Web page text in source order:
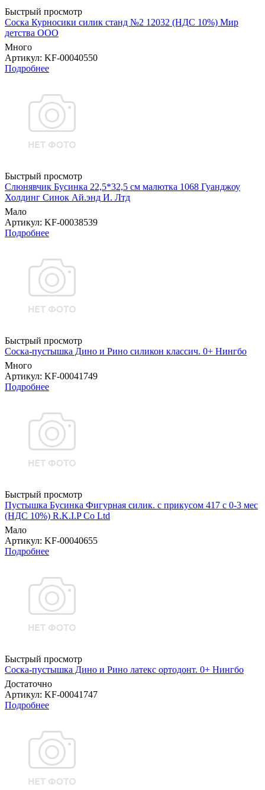
Быстрый просмотр
Соска Курносики силик станд №2 12032 (НДС 10%) Мир
детства ООО
Много
Артикул: KF-00040550
Подробнее
Быстрый просмотр
Слюнявчик Бусинка 22,5*32,5 см малютка 1068 Гуанджоу
Холдинг Синок Ай.энд И. Лтд
Мало
Артикул: KF-00038539
Подробнее
Быстрый просмотр
Соска-пустышка Дино и Рино силикон классич. 0+ Нингбо
Много
Артикул: KF-00041749
Подробнее
Быстрый просмотр
Пустышка Бусинка Фигурная силик. с прикусом 417 с 0-3 мес
(НДС 10%) R.K.I.P Co Ltd
Мало
Артикул: KF-00040655
Подробнее
Быстрый просмотр
Соска-пустышка Дино и Рино латекс ортодонт. 0+ Нингбо
Достаточно
Артикул: KF-00041747
Подробнее